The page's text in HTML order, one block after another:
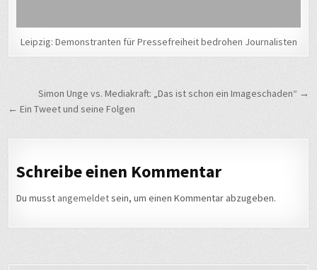
Leipzig: Demonstranten für Pressefreiheit bedrohen Journalisten
Beitragsnavigation
Simon Unge vs. Mediakraft: „Das ist schon ein Imageschaden“ →
← Ein Tweet und seine Folgen
Schreibe einen Kommentar
Du musst angemeldetsein, um einen Kommentar abzugeben.